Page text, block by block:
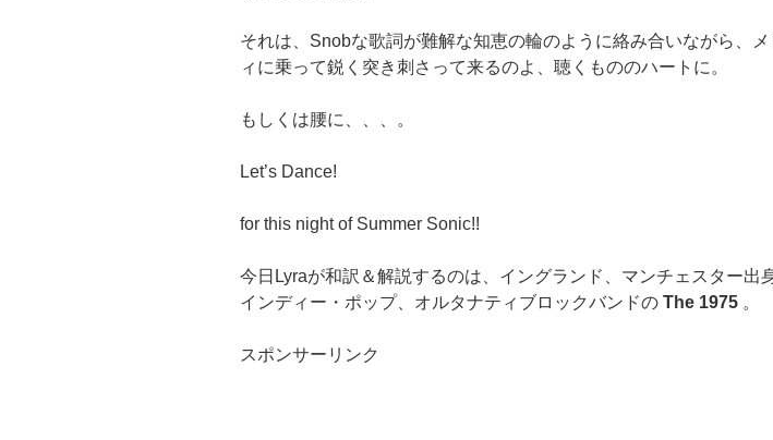
それは、Snobな歌詞が難解な知恵の輪のように絡み合いながら、
ィに乗って鋭く突き刺さって来るのよ、聴くもののハートに。
もしくは腰に、、、。
Let’s Dance!
for this night of Summer Sonic!!
今日Lyraが和訳＆解説するのは、イングランド、マンチェスター出
インディー・ポップ、オルタナティブロックバンドの The 1975 。
スポンサーリンク